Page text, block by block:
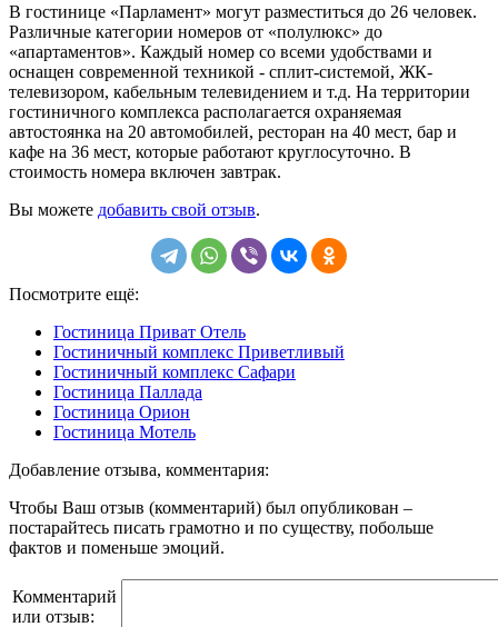
В гостинице «Парламент» могут разместиться до 26 человек.
Различные категории номеров от «полулюкс» до
«апартаментов». Каждый номер со всеми удобствами и
оснащен современной техникой - сплит-системой, ЖК-
телевизором, кабельным телевидением и т.д. На территории
гостиничного комплекса располагается охраняемая
автостоянка на 20 автомобилей, ресторан на 40 мест, бар и
кафе на 36 мест, которые работают круглосуточно. В
стоимость номера включен завтрак.
Вы можете добавить свой отзыв.
Посмотрите ещё:
Гостиница Приват Отель
Гостиничный комплекс Приветливый
Гостиничный комплекс Сафари
Гостиница Паллада
Гостиница Орион
Гостиница Мотель
Добавление отзыва, комментария:
Чтобы Ваш отзыв (комментарий) был опубликован –
постарайтесь писать грамотно и по существу, побольше
фактов и поменьше эмоций.
Комментарий
или отзыв: